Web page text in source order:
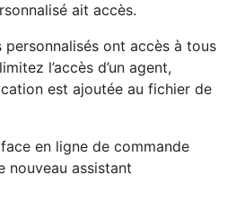
ait accès.
personnalisés ont accès à tous
l’accès d’un agent,
est ajoutée au fichier de
en ligne de commande
nouveau assistant